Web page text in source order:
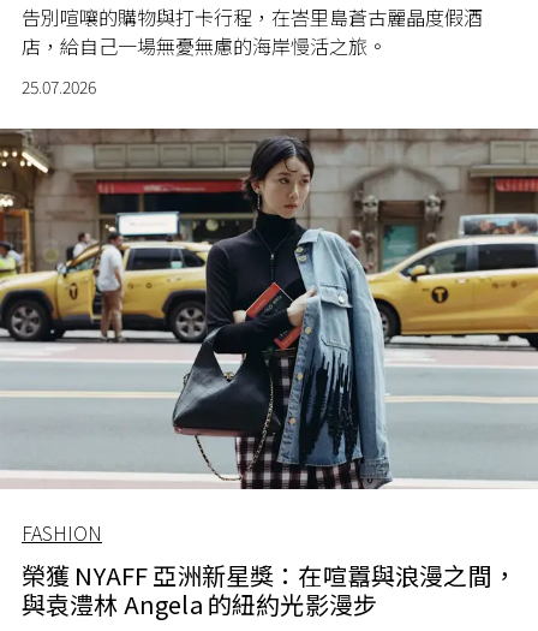
告別喧嚷的購物與打卡行程，在峇里島蒼古麗晶度假酒
店，給自己一場無憂無慮的海岸慢活之旅。
25.07.2026
FASHION
榮獲 NYAFF 亞洲新星獎：在喧囂與浪漫之間，
與袁澧林 Angela 的紐約光影漫步